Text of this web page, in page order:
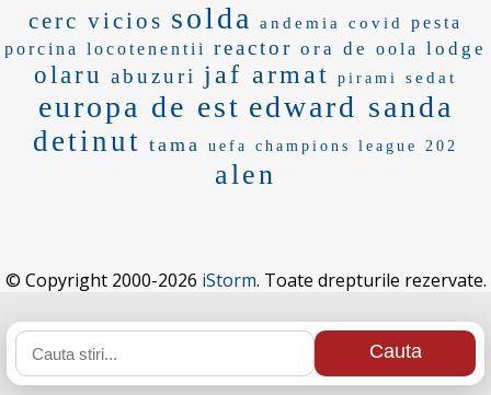
cerc vicios solda andemia covid
pesta
porcina
locotenentii reactor ora de oola lodge
olaru abuzuri jaf armat pirami sedat
europa de est edward sanda
detinut tama uefa champions league 202
alen
© Copyright 2000-2026 iStorm. Toate drepturile rezervate.